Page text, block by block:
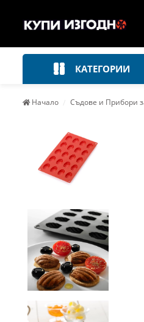
КАТЕГОРИИ
Начало Съдове и Прибори